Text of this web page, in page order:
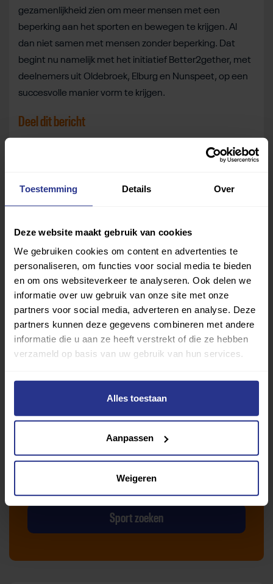
Toestemming Details Over
Deze website maakt gebruik van cookies
We gebruiken cookies om content en advertenties te
personaliseren, om functies voor social media te bieden
en om ons websiteverkeer te analyseren. Ook delen we
informatie over uw gebruik van onze site met onze
partners voor social media, adverteren en analyse. Deze
partners kunnen deze gegevens combineren met andere
informatie die u aan ze heeft verstrekt of die ze hebben
verzameld op basis van uw gebruik van hun services.
Alles toestaan
Aanpassen
Weigeren
gezamenlijkheid zien om meer mensen met een
beperking aan het sporten en bewegen te krijgen. Al
dan niet samen met mensen zonder beperking. Dat
begint nu namelijk met het initiatief Better2gether, met
deelnemers uit Oldebroek, Elburg en Nunspeet, op een
succesvolle manier vorm te krijgen.
Deel dit bericht
Van atletiek tot zwemmen: met onze Sportzoeker
vind je gemakkelijk jouw favoriete sport of activiteit.
Sport zoeken